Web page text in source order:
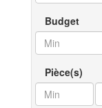
Budget
Pièce(s)